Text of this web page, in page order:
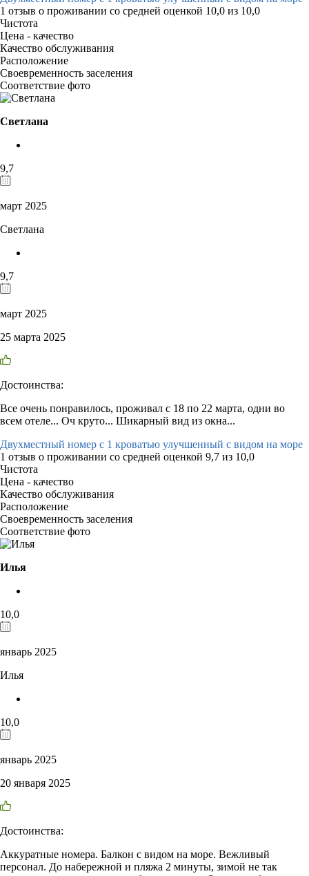
1 отзыв о проживании со средней оценкой 10,0 из 10,0
Чистота
Цена - качество
Качество обслуживания
Расположение
Своевременность заселения
Соответствие фото
Светлана
9,7
март 2025
Светлана
9,7
март 2025
25 марта 2025
Достоинства:
Все очень понравилось, проживал с 18 по 22 марта, одни во
всем отеле... Оч круто... Шикарный вид из окна...
Двухместный номер с 1 кроватью улучшенный с видом на море
1 отзыв о проживании со средней оценкой 9,7 из 10,0
Чистота
Цена - качество
Качество обслуживания
Расположение
Своевременность заселения
Соответствие фото
Илья
10,0
январь 2025
Илья
10,0
январь 2025
20 января 2025
Достоинства:
Аккуратные номера. Балкон с видом на море. Вежливый
персонал. До набережной и пляжа 2 минуты, зимой не так